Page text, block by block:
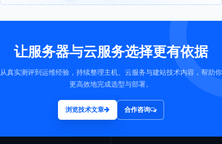
让服务器与云服务选择更有依据
从真实测评到运维经验，持续整理主机、云服务与建站技术内容，帮助你
更高效地完成选型与部署。
浏览技术文章 合作咨询